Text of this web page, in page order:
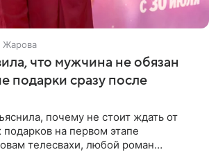
Жарова
что мужчина не обязан
подарки сразу после
почему не стоит ждать от
на первом этапе
телесвахи, любой роман